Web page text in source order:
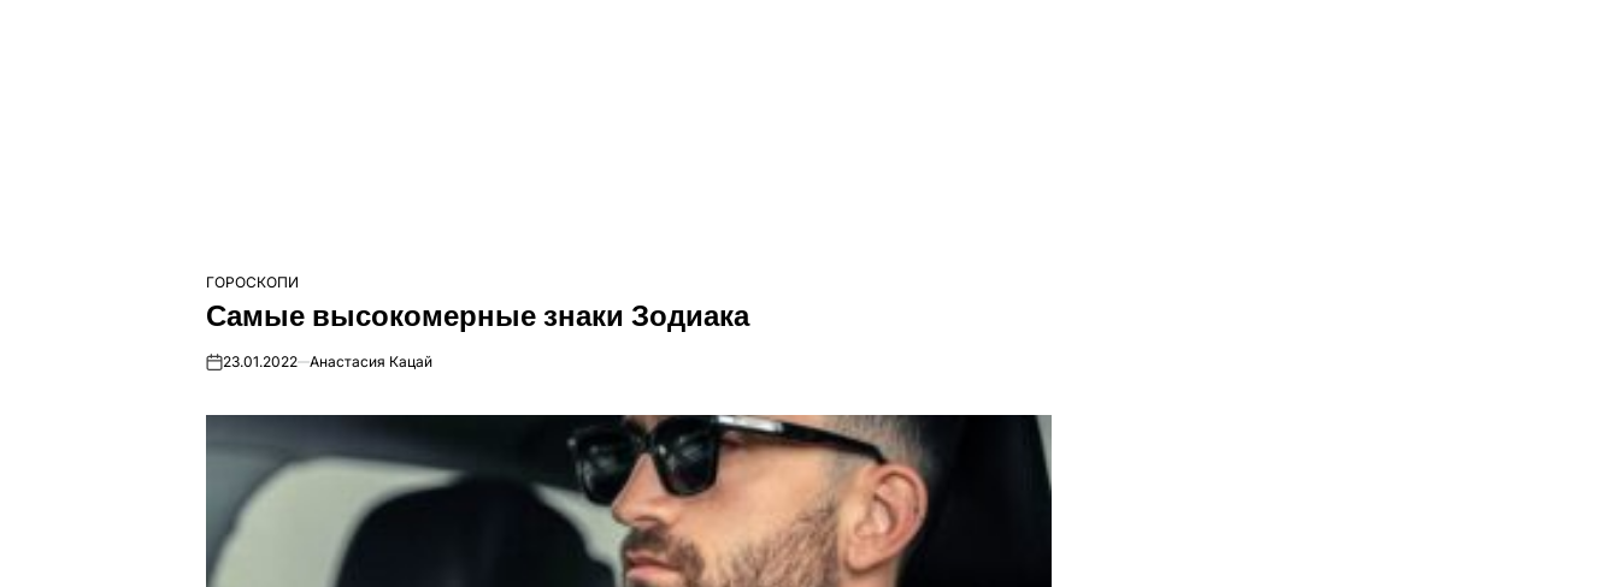
ОПУБЛІКУВАТИ
У
ГОРОСКОПИ
Самые высокомерные знаки Зодиака
on23.01.2022 Анастасия Кацай